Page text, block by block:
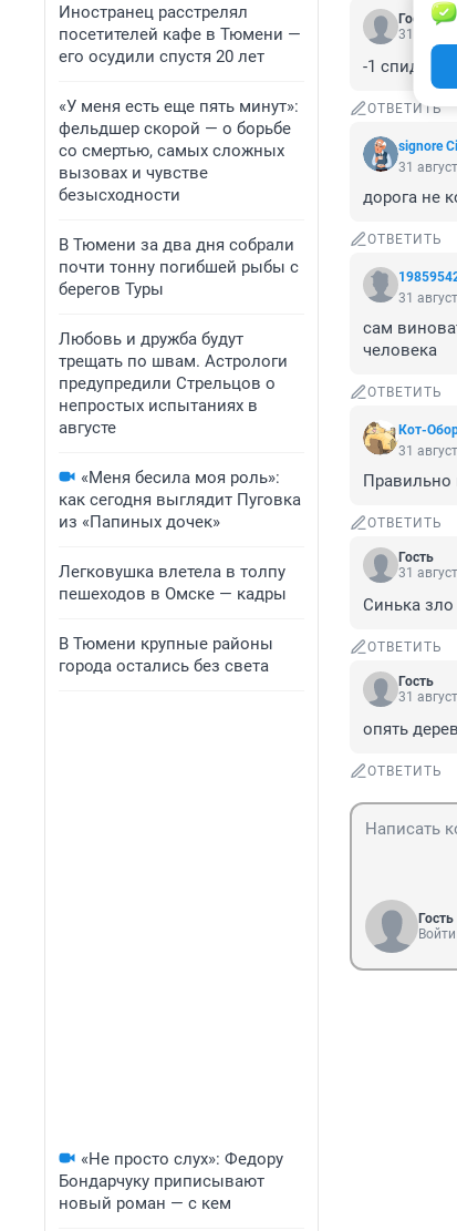
Иностранец расстрелял
посетителей кафе в Тюмени —
его осудили спустя 20 лет
«У меня есть еще пять минут»:
фельдшер скорой — о борьбе
со смертью, самых сложных
вызовах и чувстве
безысходности
В Тюмени за два дня собрали
почти тонну погибшей рыбы с
берегов Туры
Любовь и дружба будут
трещать по швам. Астрологи
предупредили Стрельцов о
непростых испытаниях в
августе
«Меня бесила моя роль»:
как сегодня выглядит Пуговка
из «Папиных дочек»
Легковушка влетела в толпу
пешеходов в Омске — кадры
В Тюмени крупные районы
города остались без света
«Не просто слух»: Федору
Бондарчуку приписывают
новый роман — с кем
Гость
31
-1
ОТВЕТИТЬ
signore
31
дорога не
ОТВЕТИТЬ
31
сам
человека
ОТВЕТИТЬ
Кот-
31
Правильно
ОТВЕТИТЬ
Гость
31
Синька зло
ОТВЕТИТЬ
Гость
31
опять
ОТВЕТИТЬ
Гость
Войти